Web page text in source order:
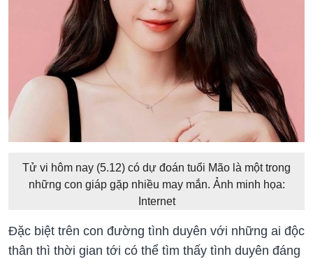
Tử vi hôm nay (5.12) có dự đoán tuổi Mão là một trong
những con giáp gặp nhiều may mắn. Ảnh minh họa:
Internet
Đặc biệt trên con đường tình duyên với những ai độc
thân thì thời gian tới có thể tìm thấy tình duyên đáng